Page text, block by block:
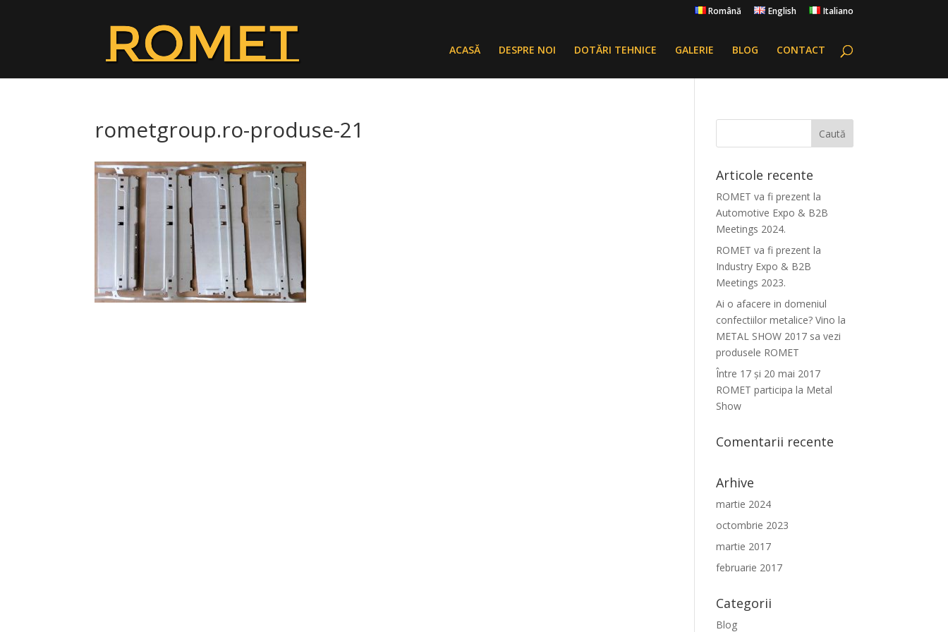
Română English Italiano
ACASĂ DESPRE NOI DOTĂRI TEHNICE GALERIE BLOG CONTACT
rometgroup.ro-produse-21
Articole recente
ROMET va fi prezent la
Automotive Expo & B2B
Meetings 2024.
ROMET va fi prezent la
Industry Expo & B2B
Meetings 2023.
Ai o afacere in domeniul
confectiilor metalice? Vino la
METAL SHOW 2017 sa vezi
produsele ROMET
Între 17 şi 20 mai 2017
ROMET participa la Metal
Show
Comentarii recente
Arhive
martie 2024
octombrie 2023
martie 2017
februarie 2017
Categorii
Blog